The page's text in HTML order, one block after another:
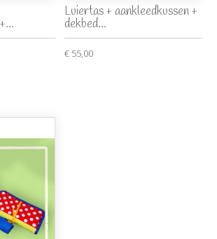
Luiertas + aankleedkussen +
dekbed...
€ 55,00